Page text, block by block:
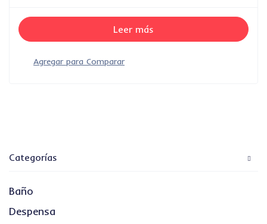
Categorías
Baño
Despensa
Leer más